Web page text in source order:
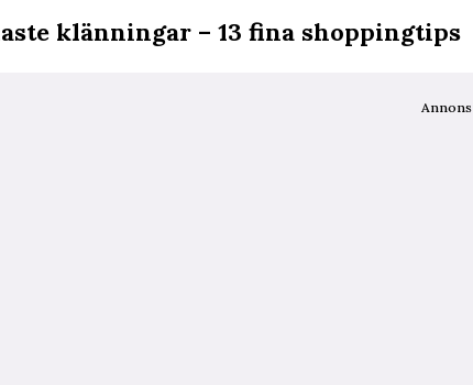
klänningar – 13 fina shoppingtips
Annons